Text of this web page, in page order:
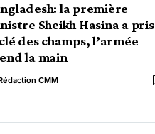
la première
Sheikh Hasina a pris
des champs, l’armée
la main
CMM